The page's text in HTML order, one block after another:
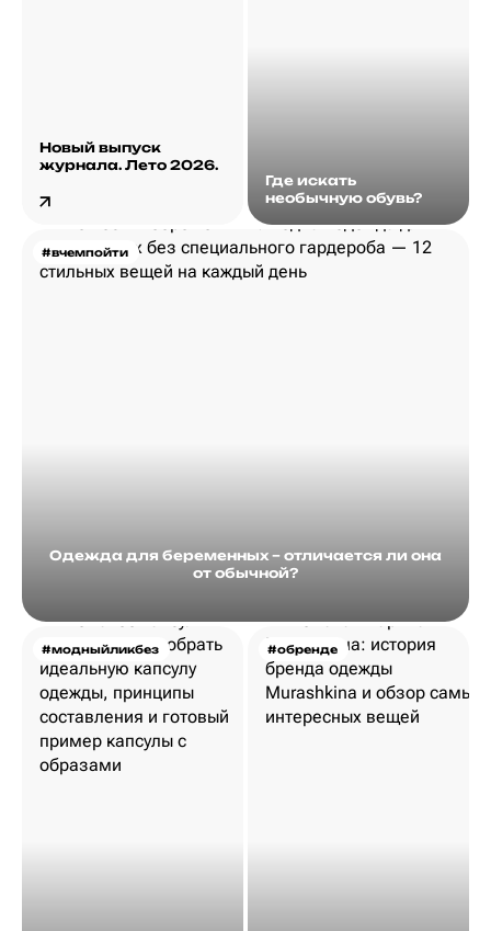
Новый выпуск
журнала. Лето 2026.
Где искать
необычную обувь?
#вчемпойти
Одежда для беременных – отличается ли она
от обычной?
#модныйликбез #обренде